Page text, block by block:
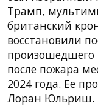
Трамп,
британский
восстановили
произошедшего
после пожара
2024 года. Ее
Лоран Юльриш.